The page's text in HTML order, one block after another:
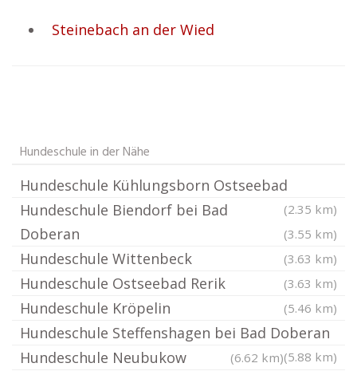
Steinebach an der Wied
Hundeschule in der Nähe
Hundeschule Kühlungsborn Ostseebad
(2.35 km)
Hundeschule Biendorf bei Bad
Doberan
(3.55 km)
Hundeschule Wittenbeck (3.63 km)
Hundeschule Ostseebad Rerik (3.63 km)
Hundeschule Kröpelin (5.46 km)
Hundeschule Steffenshagen bei Bad Doberan
(5.88 km)
Hundeschule Neubukow (6.62 km)